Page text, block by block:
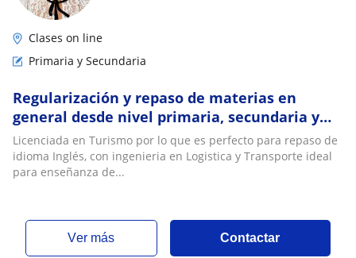
Clases on line
Primaria y Secundaria
Regularización y repaso de materias en
general desde nivel primaria, secundaria y
preparatoria
Licenciada en Turismo por lo que es perfecto para repaso de
idioma Inglés, con ingenieria en Logistica y Transporte ideal
para enseñanza de...
ver más Contactar